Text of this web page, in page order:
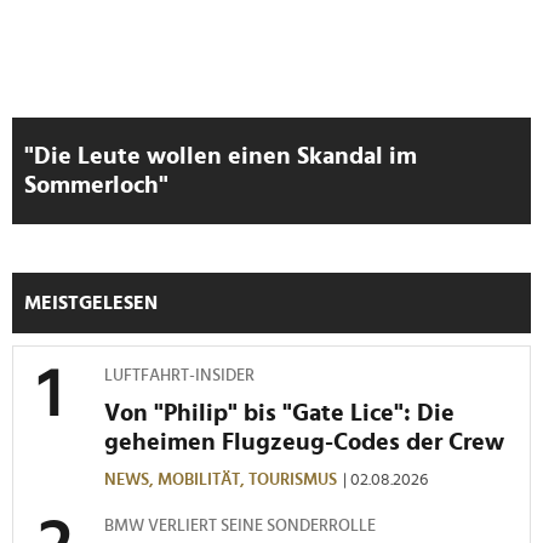
"Die Leute wollen einen Skandal im
Sommerloch"
MEISTGELESEN
LUFTFAHRT-INSIDER
Von "Philip" bis "Gate Lice": Die
geheimen Flugzeug-Codes der Crew
NEWS, MOBILITÄT, TOURISMUS | 02.08.2026
BMW VERLIERT SEINE SONDERROLLE